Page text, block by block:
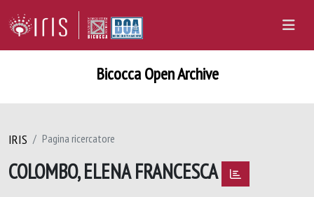
Bicocca Open Archive
IRIS Pagina ricercatore
COLOMBO, ELENA FRANCESCA